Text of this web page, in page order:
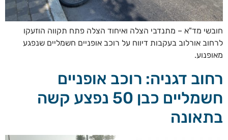
חובשי מד"א – מתנדבי הצלה ואיחוד הצלה פתח תקווה הוזעקו
לרחוב אורלוב בעקבות דיווח על רוכב אופניים חשמליים שנפגע
מאופנוע.
רחוב דגניה: רוכב אופניים
חשמליים כבן 50 נפצע קשה
בתאונה